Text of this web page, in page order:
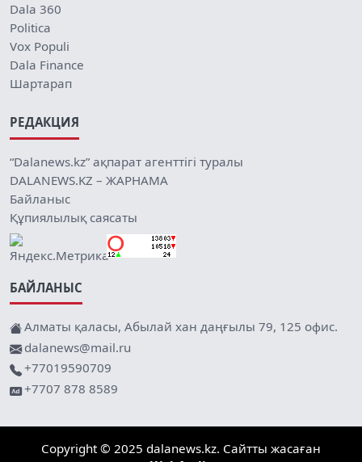
Dala 360
Politica
Vox Populi
Dala Finance
Шартарап
РЕДАКЦИЯ
“Dalanews.kz” ақпарат агенттігі туралы
DALANEWS.KZ – ЖАРНАМА
Байланыс
Құпиялылық саясаты
БАЙЛАНЫС
Алматы қаласы, Абылай хан даңғылы 79, 125 офис.
dalanews@mail.ru
+77019590709
+7707 878 8589
Copyright © 2025 dalanews.kz. Сайтты жасаған